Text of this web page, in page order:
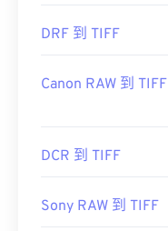
DRF 到 TIFF
Canon RAW 到 TIFF
DCR 到 TIFF
Sony RAW 到 TIFF